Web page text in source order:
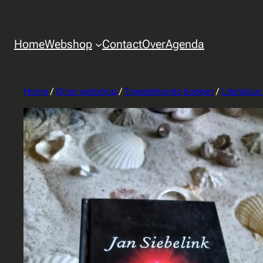
HomeWebshop ContactOverAgenda
Home / Onze webshop / Tweedehands boeken /